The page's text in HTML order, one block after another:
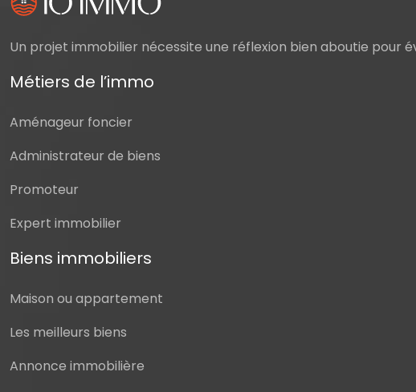
Un projet immobilier nécessite une réflexion bien aboutie pour
Métiers de l’immo
Aménageur foncier
Administrateur de biens
Promoteur
Expert immobilier
Biens immobiliers
Maison ou appartement
Les meilleurs biens
Annonce immobilière